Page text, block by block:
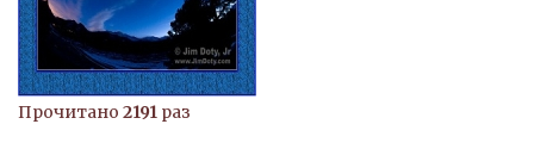
Прочитано 2191 раз